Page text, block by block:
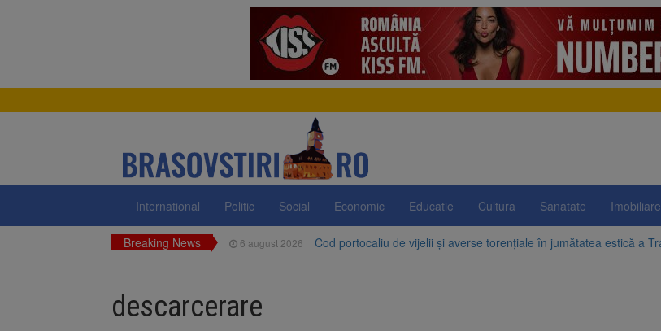
International Politic Social Economic Educatie Cultura Sanatate Imobiliare
Breaking News 6 august 2026 Cod portocaliu de vijelii și averse torențiale în jumătatea estică a
Bărbat din Victoria, reținut după ce și-ar fi agresat soția de două
6 august 2026 Urmele atelajului i-au condus pe polițiști la cioate. Bărbat prins în
descarcerare